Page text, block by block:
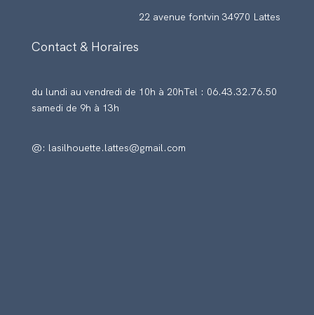
Contact & Horaires
22 avenue fontvin 34970 Lattes
du lundi au vendredi de 10h à 20h
samedi de 9h à 13h
Tel : 06.43.32.76.50
@: lasilhouette.lattes@gmail.com